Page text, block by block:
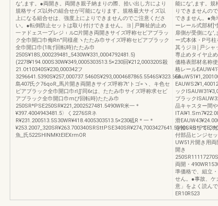
な',ます。●両開き。両開き親子納まりの際、拾い出し方により
規格サイズ以外の組合せが可能になります。規格最大サイズ以
上になる組合せは、強度上によりできませんのでご注意くださ
い。●転倒防止セットは取り付けできません。ヨ￨戸舞祉的止め
一ァドェス一プレジ︲ル□片開き両開きサイズ呼称セビアブラッ
ク全巾開口巾侮Rn°同様産ヽたたみ巾サイズ呼称セビアブラック
全巾開口巾(18げ回転時)たたみ巾
250S¥18S,000239481_5430W¥331,0004792481.5)
(2278¥194.000S30W¥349,0005303513.5×230回¥212,000320S殺
21.Ot10340S¥230,000342フ
3296641.5390S¥257,000737.5460S¥293,0004687865.5546S¥323.666
島407氏ク76qoR_馬片開き両開きサイズ呼称7t′トゴ=ヽ、キ色セ
ビアブラック全巾開口巾rl∬同6rは、たたみ巾サイズ呼称求セビ
アブラック全巾開口巾mぴ回転時)たたみ巾
250SR*PSE250SR¥221,2002527481.5490WR米一＊
¥397.4004943481.5〉く2276SRネ
R¥231.200513.5S30WR¥418.4005303513.5×230砥R＊一＊
魚_氏522SHINMKtElEXrmOR
能にな',ます。規
りできませんの
できません。●角
ーレール式部材]
扉側が受側にな',
ー式本体・P弓
其うジヨ￨戸シャ
専止めタイヤ止
価格表部材名称
格レール
ック
ブラック
品キャスター間
滑
を拾い出してく
付部品ヒンジセ
UW51片開き用
開き
両開・
準価格で、組立
せん。●事故、ケ
意」をよく読ん
ER10R523